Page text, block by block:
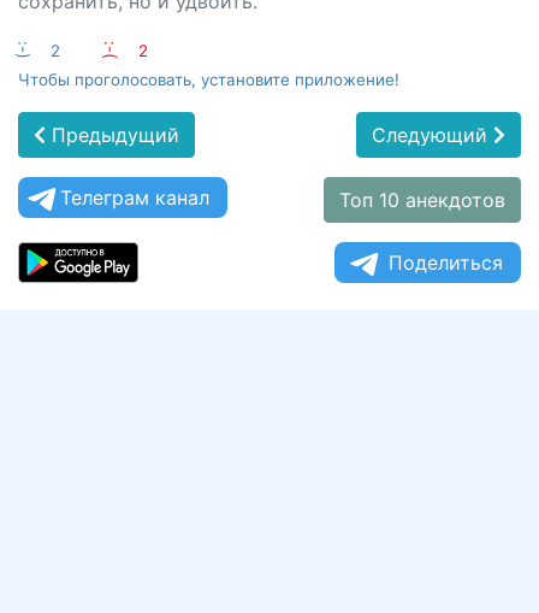
:-) 2 :-(
2
Чтобы проголосовать, установите приложение!
Предыдущий Следующий
Телеграм канал Топ 10 анекдотов
Поделиться